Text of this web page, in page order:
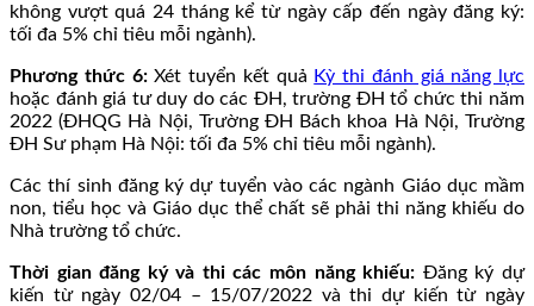
không vượt quá 24 tháng kể từ ngày cấp đến ngày đăng ký:
tối đa 5% chỉ tiêu mỗi ngành).
Phương thức 6:Xét tuyển kết quả Kỳ thi đánh giá năng lực
hoặc đánh giá tư duy do các ĐH, trường ĐH tổ chức thi năm
2022 (ĐHQG Hà Nội, Trường ĐH Bách khoa Hà Nội, Trường
ĐH Sư phạm Hà Nội: tối đa 5% chỉ tiêu mỗi ngành).
Các thí sinh đăng ký dự tuyển vào các ngành Giáo dục mầm
non, tiểu học và Giáo dục thể chất sẽ phải thi năng khiếu do
Nhà trường tổ chức.
Thời gian đăng ký và thi các môn năng khiếu: Đăng ký dự
kiến từ ngày 02/04 – 15/07/2022 và thi dự kiến từ ngày